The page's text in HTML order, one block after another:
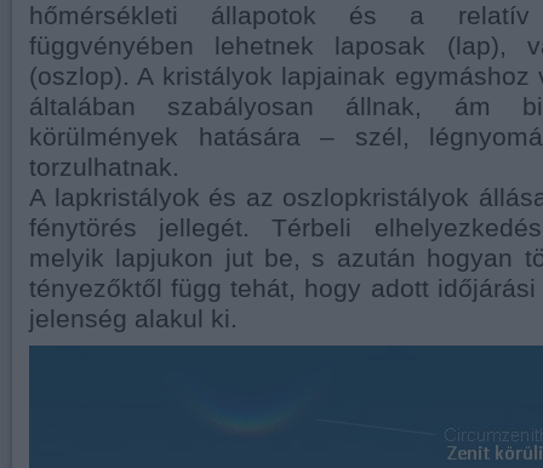
hőmérsékleti állapotok és a relatív
függvényében lehetnek laposak (lap),
(oszlop). A kristályok lapjainak egymáshoz
általában szabályosan állnak, ám
körülmények hatására – szél,
torzulhatnak.
A lapkristályok és az oszlopkristályok
fénytörés jellegét. Térbeli
melyik lapjukon jut be, s azután hogyan
tényezőktől függ tehát, hogy adott
jelenség alakul ki.